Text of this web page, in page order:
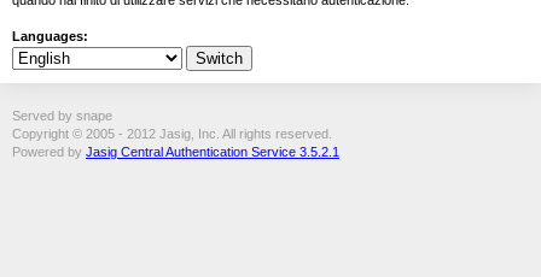
Languages:
Served by snape
Copyright © 2005 - 2012 Jasig, Inc. All rights reserved.
Powered by Jasig Central Authentication Service 3.5.2.1